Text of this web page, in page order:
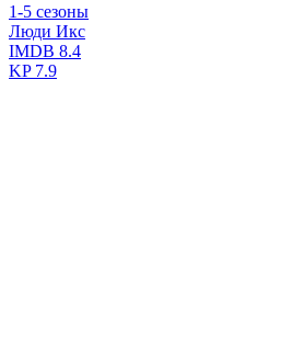
1-5 сезоны
Люди Икс
IMDB 8.4
KP7.9